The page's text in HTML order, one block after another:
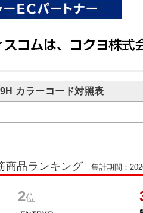
カラーコード対照表
商品ランキング 集計期間：
2位